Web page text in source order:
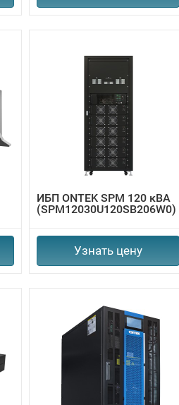
ИБП ONTEK SPM 120 кВА
(SPM12030U120SB206W0)
Узнать цену